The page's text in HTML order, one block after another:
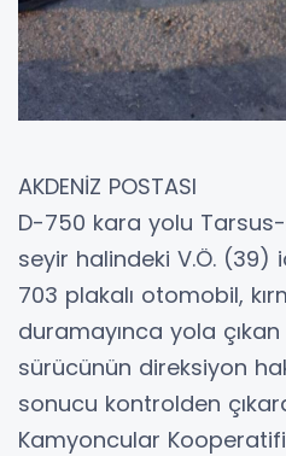
AKDENİZ POSTASI
D-750 kara yolu
seyir halindeki V.Ö. (39)
703 plakalı otomobil,
duramayınca yola
sürücünün direksiyon
sonucu kontrolden
Kamyoncular